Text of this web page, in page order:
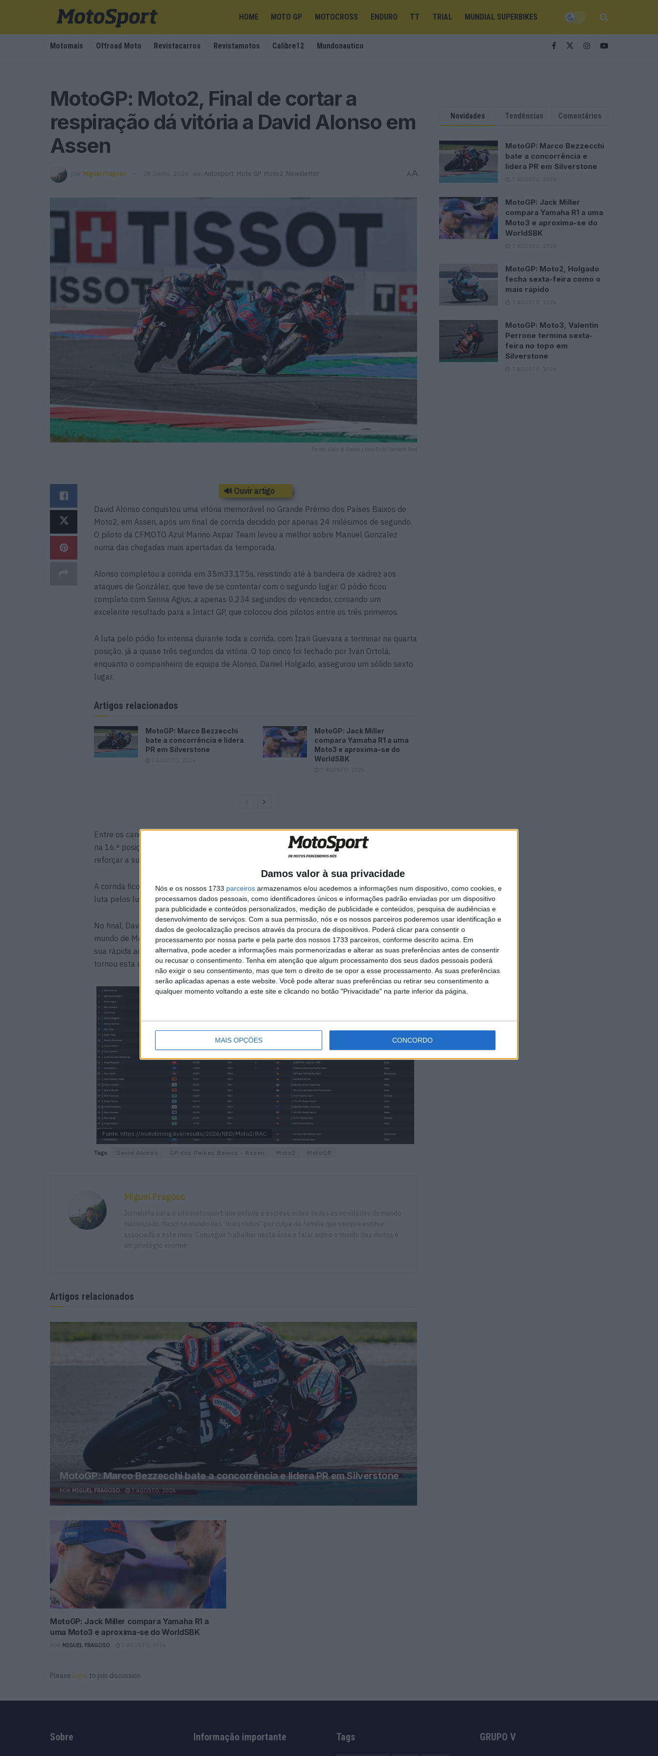
Damos valor à sua privacidade
Nós e os nossos 1733 parceiros armazenamos e/ou acedemos a informações num dispositivo, como cookies, e
processamos dados pessoais, como identificadores únicos e informações padrão enviadas por um dispositivo
para publicidade e conteúdos personalizados, medição de publicidade e conteúdos, pesquisa de audiências e
desenvolvimento de serviços. Com a sua permissão, nós e os nossos parceiros poderemos usar identificação e
dados de geolocalização precisos através da procura de dispositivos. Poderá clicar para consentir o
processamento por nossa parte e pela parte dos nossos 1733 parceiros, conforme descrito acima. Em
alternativa, pode aceder a informações mais pormenorizadas e alterar as suas preferências antes de consentir
ou recusar o consentimento. Tenha em atenção que algum processamento dos seus dados pessoais poderá
não exigir o seu consentimento, mas que tem o direito de se opor a esse processamento. As suas preferências
serão aplicadas apenas a este website. Você pode alterar suas preferências ou retirar seu consentimento a
qualquer momento voltando a este site e clicando no botão "Privacidade" na parte inferior da página.
MAIS OPÇÕES CONCORDO
HOME MOTO GP MOTOCROSS ENDURO TT TRIAL MUNDIAL SUPERBIKES
Motomais Offroad Moto Revistacarros Revistamotos Calibre12 Mundonautico
MotoGP: Moto2, Final de cortar a
respiração dá vitória a David Alonso em
Assen
por Miguel Fragoso 28 Junho, 2026 em Autosport Moto GP Moto2 Newsletter AA
Fonte: Gold & Goose / Red Bull Content Pool
🔊 Ouvir artigo
David Alonso conquistou uma vitória memorável no Grande Prémio dos Países Baixos de
Moto2, em Assen, após um final de corrida decidido por apenas 24 milésimos de segundo.
O piloto da CFMOTO Azul Marino Aspar Team levou a melhor sobre Manuel Gonzalez
numa das chegadas mais apertadas da temporada.
Alonso completou a corrida em 35m33,175s, resistindo até à bandeira de xadrez aos
ataques de González, que teve de se contentar com o segundo lugar. O pódio ficou
completo com Senna Agius, a apenas 0,234 segundos do vencedor, coroando um
excelente resultado para a Intact GP, que colocou dois pilotos entre os três primeiros.
A luta pelo pódio foi intensa durante toda a corrida, com Izan Guevara a terminar na quarta
posição, já a quase três segundos da vitória. O top cinco foi fechado por Ivan Ortolá,
enquanto o companheiro de equipa de Alonso, Daniel Holgado, assegurou um sólido sexto
lugar.
Artigos relacionados
MotoGP: Marco Bezzecchi
bate a concorrência e lidera
PR em Silverstone
7 AGOSTO, 2026
MotoGP: Jack Miller
compara Yamaha R1 a uma
Moto3 e aproxima-se do
WorldSBK
7 AGOSTO, 2026
Entre os candidatos ao campeonato, Aron Canet teve uma corrida difícil e terminou apenas
na 16.ª posição, fora dos lugares pontuáveis. Já González aproveitou o segundo lugar para
reforçar a sua candidatura ao título.
A corrida ficou ainda marcada pelos abandonos de Deniz Öncü, que caiu quando seguia na
luta pelos lugares da frente, bem como de Daniel Muñoz e Celestino Vietti.
No final, David Alonso voltou a demonstrar todo o talento que o tornou campeão do
mundo de Moto3, conquistando uma vitória de enorme prestígio em Assen e confirmando a
sua rápida adaptação à categoria intermédia. A diferença mínima para Manuel González
tornou esta uma das corridas mais emocionantes da temporada de Moto2.
Fonte: https://mototiming.live/results/2026/NED/Moto2/RAC
Tags: David Alonso GP dos Países Baixos - Assen Moto2 MotoGP
Miguel Fragoso
Jornalista para o site motosport que estuda e escreve sobre todas as novidades do mundo
motorizado. Nasci no mundo das “duas rodas” por culpa da família que sempre esteve
associada a este meio. Conseguir trabalhar nesta área e falar sobre o mundo das motos é
um privilégio enorme.
Artigos relacionados
MotoGP: Marco Bezzecchi bate a concorrência e lidera PR em Silverstone
POR MIGUEL FRAGOSO 7 AGOSTO, 2026
MotoGP: Jack Miller compara Yamaha R1 a
uma Moto3 e aproxima-se do WorldSBK
MIGUEL FRAGOSO 7 AGOSTO, 2026
Please login to join discussion
Novidades Tendências Comentários
MotoGP: Marco Bezzecchi
bate a concorrência e
lidera PR em Silverstone
7 AGOSTO, 2026
MotoGP: Jack Miller
compara Yamaha R1 a uma
Moto3 e aproxima-se do
WorldSBK
7 AGOSTO, 2026
MotoGP: Moto2, Holgado
fecha sexta-feira como o
mais rápido
7 AGOSTO, 2026
MotoGP: Moto3, Valentin
Perrone termina sexta-
feira no topo em
Silverstone
7 AGOSTO, 2026
Sobre Informação importante Tags GRUPO V